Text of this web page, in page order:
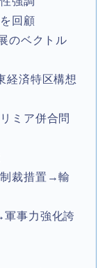
回顧
のベクトル
経済特区構想
ミア併合問
裁措置→輸
事力強化誇